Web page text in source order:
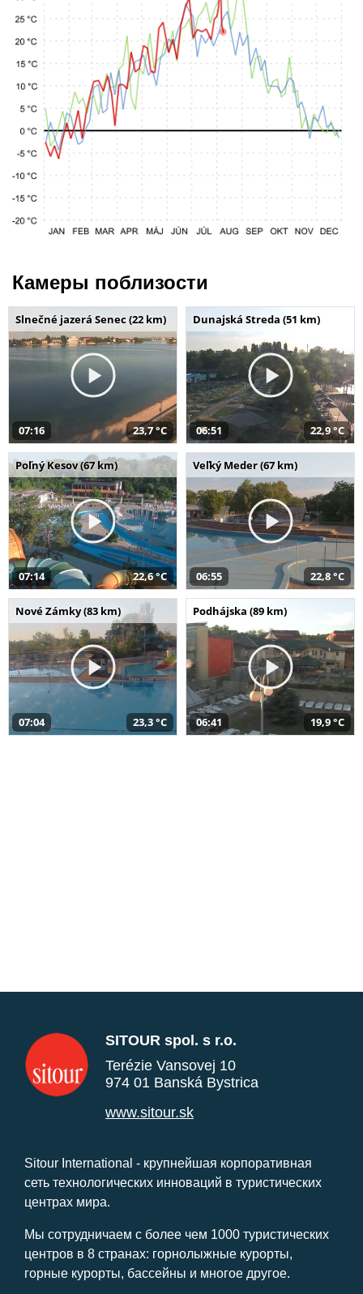
Камеры поблизости
Slnečné jazerá Senec (22 km)
07:16 23,7 °C
Dunajská Streda (51 km)
06:51 22,9 °C
Poľný Kesov (67 km)
07:14 22,6 °C
Veľký Meder (67 km)
06:55 22,8 °C
Nové Zámky (83 km)
07:04 23,3 °C
Podhájska (89 km)
06:41 19,9 °C
SITOUR spol. s r.o.
Terézie Vansovej 10
974 01 Banská Bystrica
www.sitour.sk
Sitour International - крупнейшая корпоративная
сеть технологических инноваций в туристических
центрах мира.
Мы сотрудничаем с более чем 1000 туристических
центров в 8 странах: горнолыжные курорты,
горные курорты, бассейны и многое другое.